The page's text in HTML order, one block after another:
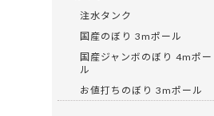
注水タンク
国産のぼり 3mポール
国産ジャンボのぼり 4mポー
ル
お値打ちのぼり 3mポール